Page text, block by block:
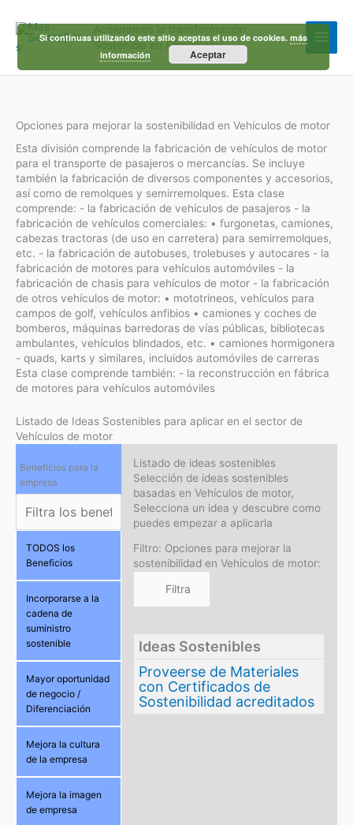
contenido
Sostenible en Empresas
Opciones para mejorar la sostenibilidad en Vehículos de motor
Esta división comprende la fabricación de vehículos de motor
para el transporte de pasajeros o mercancías. Se incluye
también la fabricación de diversos componentes y accesorios,
así como de remolques y semirremolques. Esta clase
comprende: - la fabricación de vehículos de pasajeros - la
fabricación de vehículos comerciales: • furgonetas, camiones,
cabezas tractoras (de uso en carretera) para semirremolques,
etc. - la fabricación de autobuses, trolebuses y autocares - la
fabricación de motores para vehículos automóviles - la
fabricación de chasis para vehículos de motor - la fabricación
de otros vehículos de motor: • mototrineos, vehículos para
campos de golf, vehículos anfibios • camiones y coches de
bomberos, máquinas barredoras de vías públicas, bibliotecas
ambulantes, vehículos blindados, etc. • camiones hormigonera
- quads, karts y similares, incluidos automóviles de carreras
Esta clase comprende también: - la reconstrucción en fábrica
de motores para vehículos automóviles
Listado de Ideas Sostenibles para aplicar en el sector de
Vehículos de motor
Beneficios para la
empresa
TODOS los
Beneficios
Incorporarse a la
cadena de
suministro
sostenible
Mayor oportunidad
de negocio /
Diferenciación
Mejora la cultura
de la empresa
Mejora la imagen
de empresa
Listado de ideas sostenibles
Selección de ideas sostenibles
basadas en Vehículos de motor,
Selecciona un idea y descubre como
puedes empezar a aplicarla
Filtro: Opciones para mejorar la
sostenibilidad en Vehículos de motor:
Ideas Sostenibles
Proveerse de Materiales
con Certificados de
Sostenibilidad acreditados
Si continuas utilizando este sitio aceptas el uso de cookies.más
información
Aceptar